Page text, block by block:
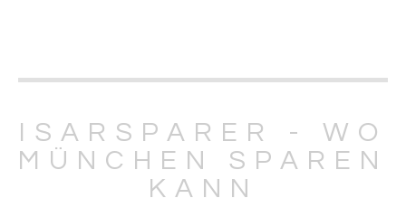
ISARSPARER - WO
MÜNCHEN SPAREN
KANN